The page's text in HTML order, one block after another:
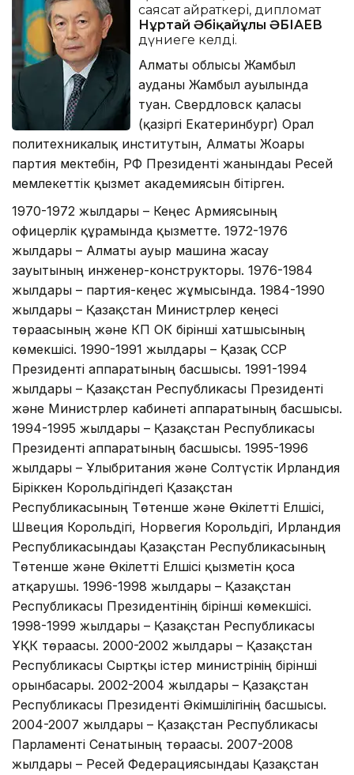
саясат қайраткері, дипломат
Нұртай Әбіқайұлы ӘБІҚАЕВ
дүниеге келді.
Алматы облысы Жамбыл
ауданы Жамбыл ауылында
туған. Свердловск қаласы
(қазіргі Екатеринбург) Орал
политехникалық институтын, Алматы Жоғары
партия мектебін, РФ Президенті жанындағы Ресей
мемлекеттік қызмет академиясын бітірген.
1970-1972 жылдары – Кеңес Армиясының
офицерлік құрамында қызметте. 1972-1976
жылдары – Алматы ауыр машина жасау
зауытының инженер-конструкторы. 1976-1984
жылдары – партия-кеңес жұмысында. 1984-1990
жылдары – Қазақстан Министрлер кеңесі
төрағасының және КП ОК бірінші хатшысының
көмекшісі. 1990-1991 жылдары – Қазақ ССР
Президенті аппаратының басшысы. 1991-1994
жылдары – Қазақстан Республикасы Президенті
және Министрлер кабинеті аппаратының басшысы.
1994-1995 жылдары – Қазақстан Республикасы
Президенті аппаратының басшысы. 1995-1996
жылдары – Ұлыбритания және Солтүстік Ирландия
Біріккен Корольдігіндегі Қазақстан
Республикасының Төтенше және Өкілетті Елшісі,
Швеция Корольдігі, Норвегия Корольдігі, Ирландия
Республикасындағы Қазақстан Республикасының
Төтенше және Өкілетті Елшісі қызметін қоса
атқарушы. 1996-1998 жылдары – Қазақстан
Республикасы Президентінің бірінші көмекшісі.
1998-1999 жылдары – Қазақстан Республикасы
ҰҚК төрағасы. 2000-2002 жылдары – Қазақстан
Республикасы Сыртқы істер министрінің бірінші
орынбасары. 2002-2004 жылдары – Қазақстан
Республикасы Президенті Әкімшілігінің басшысы.
2004-2007 жылдары – Қазақстан Республикасы
Парламенті Сенатының төрағасы. 2007-2008
жылдары – Ресей Федерациясындағы Қазақстан